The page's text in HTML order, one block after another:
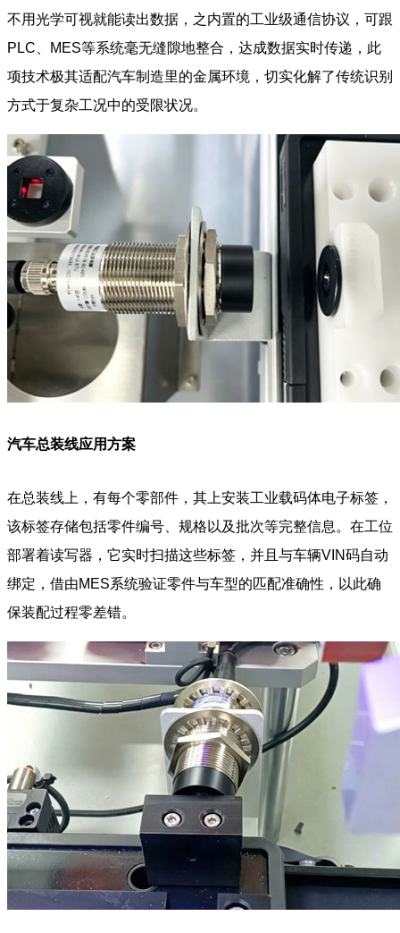
不用光学可视就能读出数据，之内置的工业级通信协议，可跟
PLC、MES等系统毫无缝隙地整合，达成数据实时传递，此
项技术极其适配汽车制造里的金属环境，切实化解了传统识别
方式于复杂工况中的受限状况。
汽车总装线应用方案
在总装线上，有每个零部件，其上安装工业载码体电子标签，
该标签存储包括零件编号、规格以及批次等完整信息。在工位
部署着读写器，它实时扫描这些标签，并且与车辆VIN码自动
绑定，借由MES系统验证零件与车型的匹配准确性，以此确
保装配过程零差错。